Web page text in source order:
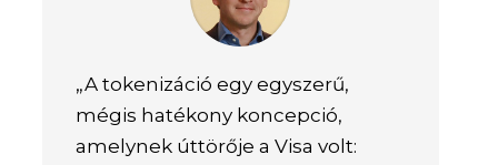
„A tokenizáció egy egyszerű,
mégis hatékony koncepció,
amelynek úttörője a Visa volt: